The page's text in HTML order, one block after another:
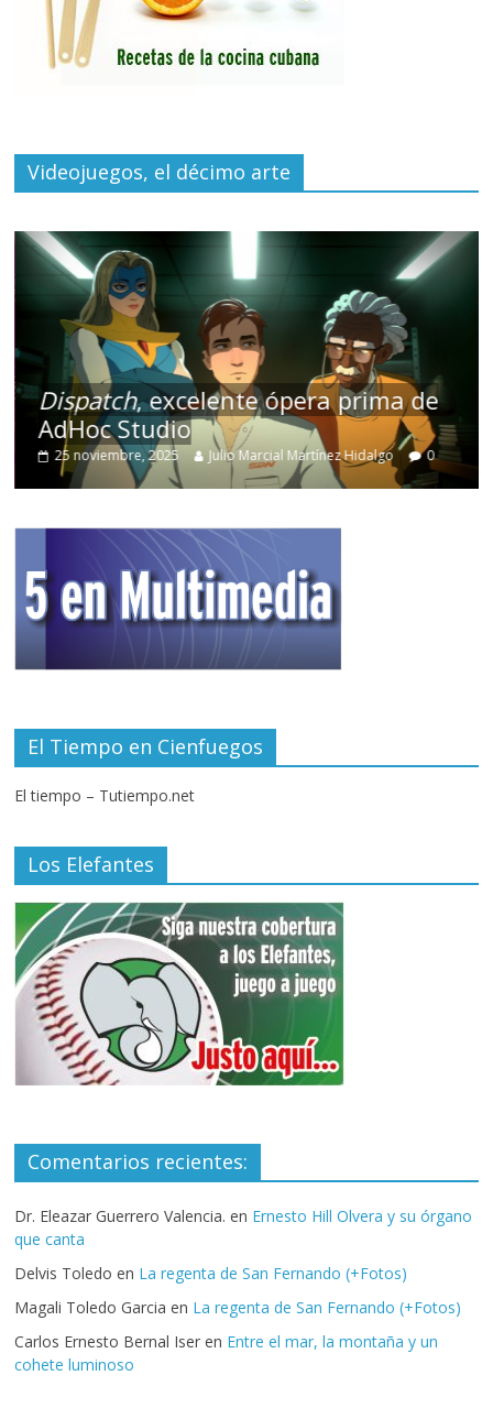
Videojuegos, el décimo arte
Dispatch, excelente ópera prima de
AdHoc Studio
25 noviembre, 2025 Julio Marcial Martínez Hidalgo 0
El Tiempo en Cienfuegos
El tiempo – Tutiempo.net
Los Elefantes
Comentarios recientes:
Dr. Eleazar Guerrero Valencia. en Ernesto Hill Olvera y su órgano
que canta
Delvis Toledo en La regenta de San Fernando (+Fotos)
Magali Toledo Garcia en La regenta de San Fernando (+Fotos)
Carlos Ernesto Bernal Iser en Entre el mar, la montaña y un
cohete luminoso